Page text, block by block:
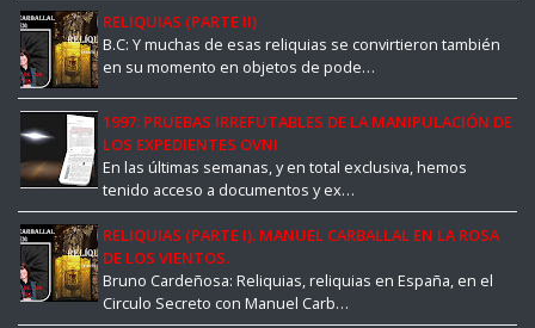
RELIQUIAS (PARTE II)
B.C: Y muchas de esas reliquias se convirtieron también
en su momento en objetos de pode…
1997: PRUEBAS IRREFUTABLES DE LA MANIPULACIÓN DE
LOS EXPEDIENTES OVNI
En las últimas semanas, y en total exclusiva, hemos
tenido acceso a documentos y ex…
RELIQUIAS (PARTE I). MANUEL CARBALLAL EN LA ROSA
DE LOS VIENTOS.
Bruno Cardeñosa: Reliquias, reliquias en España, en el
Circulo Secreto con Manuel Carb…